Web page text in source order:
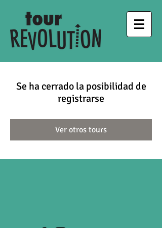
Se ha cerrado la posibilidad de
registrarse
Ver otros tours